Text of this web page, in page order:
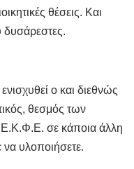
θέσεις. Και
δυσάρεστες.
ο και διεθνώς
θεσμός των
Ε.Κ.Φ.Ε. σε κάποια άλλη
να υλοποιήσετε.